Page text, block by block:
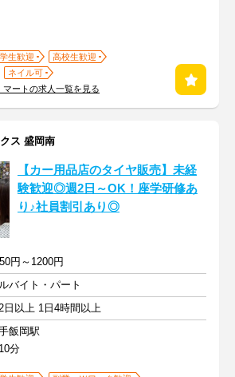
生歓迎
高校生歓迎
ネイル可
ートの求人一覧を見る
ス 盛岡南
【カー用品店のタイヤ販売】未経
験歓迎◎週2日～OK！座学研修あ
り♪社員割引あり◎
円～1200円
バイト・パート
日以上 1日4時間以上
飯岡駅
分